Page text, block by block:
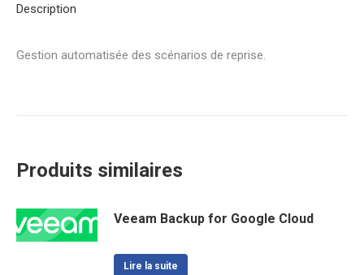
Description
Gestion automatisée des scénarios de reprise.
Produits similaires
Veeam Backup for Google Cloud
Lire la suite